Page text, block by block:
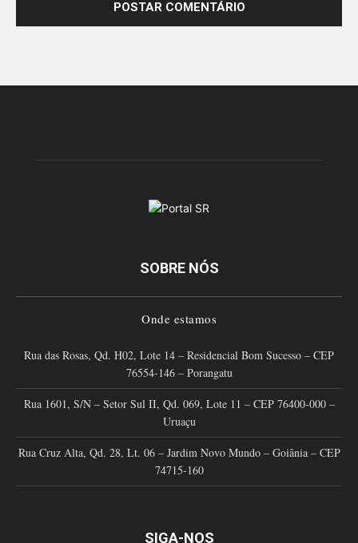
SOBRE NÓS
Onde estamos
Rua das Rosas, Qd. H02, Lote 14 – Residencial Bom Sucesso – CEP
76554-146 – Porangatu
Rua 1601, S/N – Setor Sul II, Qd. 069, Lote 11 – CEP 76400-000 –
Uruaçu
Rua Cruz Alta, Qd. 28, Lt. 06 – Jardim Novo Mundo – Goiânia – CEP
74715-160
SIGA-NOS